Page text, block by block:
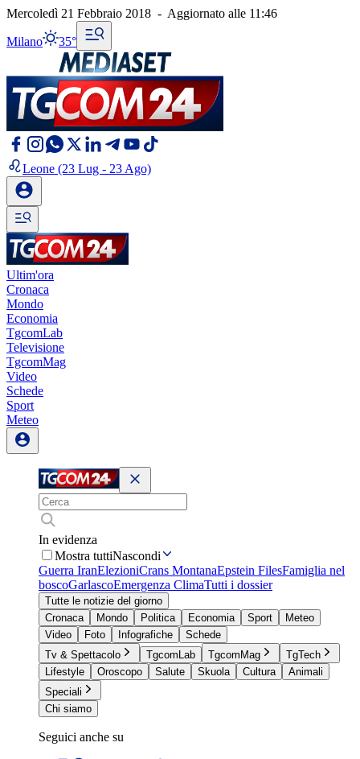
Mercoledì 21 Febbraio 2018 - Aggiornato alle 11:46
Milano 35°
Leone (23 Lug - 23 Ago)
Ultim'ora
Cronaca
Mondo
Economia
TgcomLab
Televisione
TgcomMag
Video
Schede
Sport
Meteo
In evidenza
Mostra tuttiNascondi
Guerra IranElezioniCrans MontanaEpstein FilesFamiglia nel
boscoGarlascoEmergenza ClimaTutti i dossier
Tutte le notizie del giorno
Cronaca
Mondo Politica Economia Sport
Meteo
Video
Foto Infografiche
Schede
Tv & Spettacolo
TgcomLab TgcomMag
TgTech
Lifestyle
Oroscopo Salute Skuola Cultura
Animali
Speciali
Chi siamo
Seguici anche su